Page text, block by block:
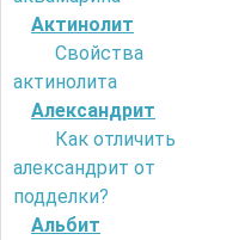
Актинолит
Свойства
актинолита
Александрит
Как отличить
александрит от
подделки?
Альбит